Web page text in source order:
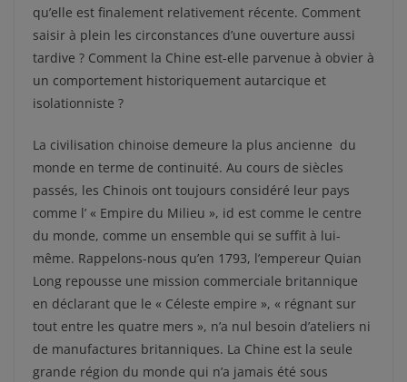
qu’elle est finalement relativement récente. Comment
saisir à plein les circonstances d’une ouverture aussi
tardive ? Comment la Chine est-elle parvenue à obvier à
un comportement historiquement autarcique et
isolationniste ?
La civilisation chinoise demeure la plus ancienne du
monde en terme de continuité. Au cours de siècles
passés, les Chinois ont toujours considéré leur pays
comme l’ « Empire du Milieu », id est comme le centre
du monde, comme un ensemble qui se suffit à lui-
même. Rappelons-nous qu’en 1793, l’empereur Quian
Long repousse une mission commerciale britannique
en déclarant que le « Céleste empire », « régnant sur
tout entre les quatre mers », n’a nul besoin d’ateliers ni
de manufactures britanniques. La Chine est la seule
grande région du monde qui n’a jamais été sous